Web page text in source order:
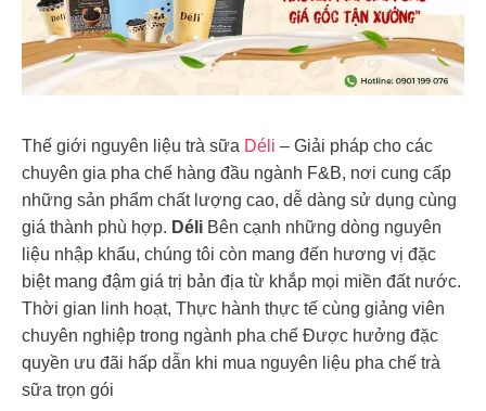
Thế giới nguyên liệu trà sữa Déli – Giải pháp cho các
chuyên gia pha chế hàng đầu ngành F&B, nơi cung cấp
những sản phẩm chất lượng cao, dễ dàng sử dụng cùng
giá thành phù hợp. Déli Bên cạnh những dòng nguyên
liệu nhập khẩu, chúng tôi còn mang đến hương vị đặc
biệt mang đậm giá trị bản địa từ khắp mọi miền đất nước.
Thời gian linh hoạt, Thực hành thực tế cùng giảng viên
chuyên nghiệp trong ngành pha chế Được hưởng đặc
quyền ưu đãi hấp dẫn khi mua nguyên liệu pha chế trà
sữa trọn gói